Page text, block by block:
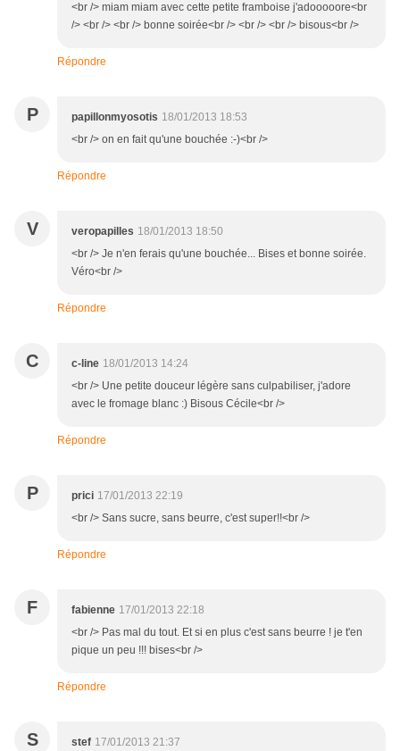
<br /> miam miam avec cette petite framboise j'adooooore<br
/> <br /> <br /> bonne soirée<br /> <br /> <br /> bisous<br />
Répondre
P papillonmyosotis 18/01/2013 18:53
<br /> on en fait qu'une bouchée :-)<br />
Répondre
V veropapilles 18/01/2013 18:50
<br /> Je n'en ferais qu'une bouchée... Bises et bonne soirée.
Véro<br />
Répondre
C c-line 18/01/2013 14:24
<br /> Une petite douceur légère sans culpabiliser, j'adore
avec le fromage blanc :) Bisous Cécile<br />
Répondre
P prici 17/01/2013 22:19
<br /> Sans sucre, sans beurre, c'est super!!<br />
Répondre
F fabienne 17/01/2013 22:18
<br /> Pas mal du tout. Et si en plus c'est sans beurre ! je t'en
pique un peu !!! bises<br />
Répondre
S stef 17/01/2013 21:37